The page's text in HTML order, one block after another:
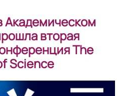
Академическом
вторая
The
Science